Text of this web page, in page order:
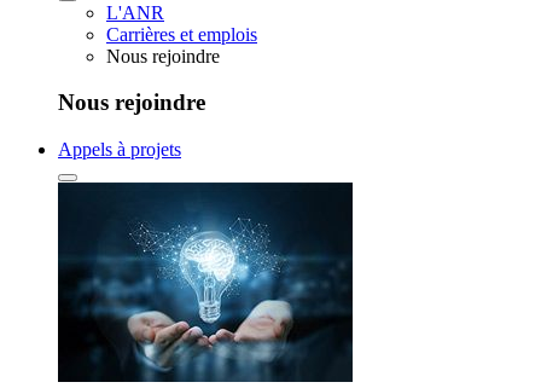
L'ANR
Carrières et emplois
Nous rejoindre
Nous rejoindre
Appels à projets